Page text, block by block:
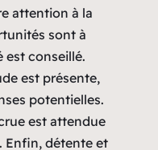
attention à la
sont à
est conseillé.
est présente,
potentielles.
est attendue
Enfin, détente et